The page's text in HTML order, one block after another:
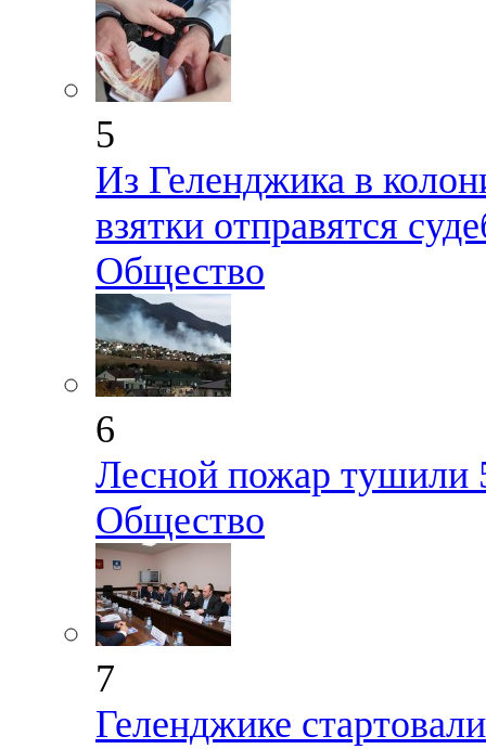
5
Из Геленджика в
взятки отправятся
Общество
6
Лесной пожар тушили
Общество
7
Геленджике